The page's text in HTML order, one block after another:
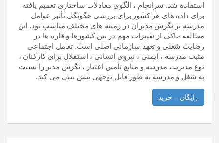
استفاده شد. سرانجام ، الگوی معادلات ساختاری تعمیم یافته
برای داده های هر کشور برای بررسی چگونگی تأثیر عوامل
مدرسه بر نگرش مدیران در زمینه های مختلف مناسب بود. این
مطالعه حاکی از تغییرات مهم در بین کشورها و قاره ها در
رضایت شغلی و تعهد سازمانی اصلی است. تعامل اجتماعی
مثبت مدرسه ، ایمنی ، نیروی انسانی ، استقلال برای کارکنان ،
نوع مدیریت مدرسه و منابع تأمین اعتبار ، نگرش مدیر را نسبت
به شغل و مدرسه به طور قابل توجهی پیش بینی می کند.
رایگان – خرید